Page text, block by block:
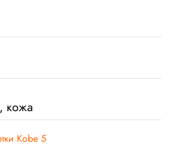
кожа
Kobe 5